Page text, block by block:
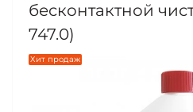
бесконтактной
747.0)
Хит продаж